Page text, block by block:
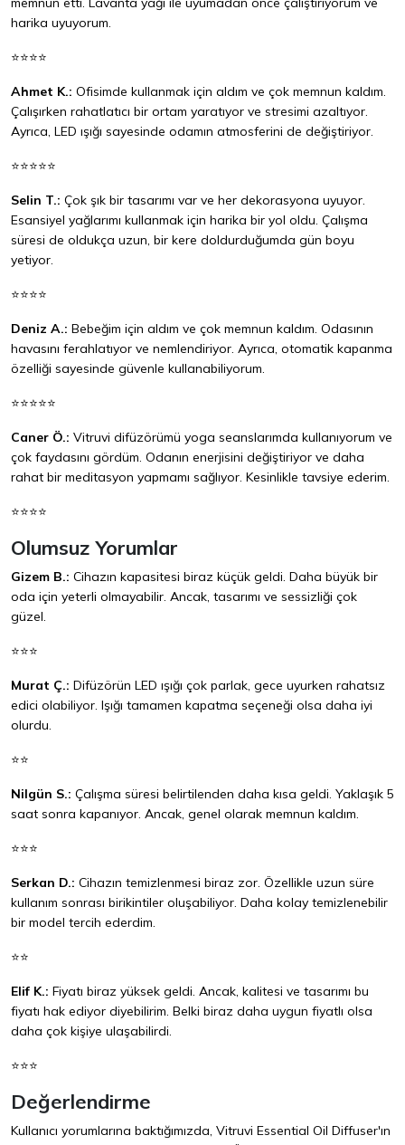
harika uyuyorum.
⭐⭐⭐⭐
Ahmet K.: Ofisimde kullanmak için aldım ve çok memnun kaldım.
Çalışırken rahatlatıcı bir ortam yaratıyor ve stresimi azaltıyor.
Ayrıca, LED ışığı sayesinde odamın atmosferini de değiştiriyor.
⭐⭐⭐⭐⭐
Selin T.: Çok şık bir tasarımı var ve her dekorasyona uyuyor.
Esansiyel yağlarımı kullanmak için harika bir yol oldu. Çalışma
süresi de oldukça uzun, bir kere doldurduğumda gün boyu
yetiyor.
⭐⭐⭐⭐
Deniz A.: Bebeğim için aldım ve çok memnun kaldım. Odasının
havasını ferahlatıyor ve nemlendiriyor. Ayrıca, otomatik kapanma
özelliği sayesinde güvenle kullanabiliyorum.
⭐⭐⭐⭐⭐
Caner Ö.: Vitruvi difüzörümü yoga seanslarımda kullanıyorum ve
çok faydasını gördüm. Odanın enerjisini değiştiriyor ve daha
rahat bir meditasyon yapmamı sağlıyor. Kesinlikle tavsiye ederim.
⭐⭐⭐⭐
Olumsuz Yorumlar
Gizem B.: Cihazın kapasitesi biraz küçük geldi. Daha büyük bir
oda için yeterli olmayabilir. Ancak, tasarımı ve sessizliği çok
güzel.
⭐⭐⭐
Murat Ç.: Difüzörün LED ışığı çok parlak, gece uyurken rahatsız
edici olabiliyor. Işığı tamamen kapatma seçeneği olsa daha iyi
olurdu.
⭐⭐
Nilgün S.: Çalışma süresi belirtilenden daha kısa geldi. Yaklaşık 5
saat sonra kapanıyor. Ancak, genel olarak memnun kaldım.
⭐⭐⭐
Serkan D.: Cihazın temizlenmesi biraz zor. Özellikle uzun süre
kullanım sonrası birikintiler oluşabiliyor. Daha kolay temizlenebilir
bir model tercih ederdim.
⭐⭐
Elif K.: Fiyatı biraz yüksek geldi. Ancak, kalitesi ve tasarımı bu
fiyatı hak ediyor diyebilirim. Belki biraz daha uygun fiyatlı olsa
daha çok kişiye ulaşabilirdi.
⭐⭐⭐
Değerlendirme
Kullanıcı yorumlarına baktığımızda, Vitruvi Essential Oil Diffuser'ın